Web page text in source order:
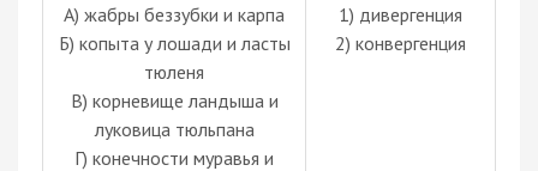
А) жабры беззубки и карпа
Б) копыта у лошади и ласты
тюленя
В) корневище ландыша и
луковица тюльпана
Г) конечности муравья и
1) дивергенция
2) конвергенция